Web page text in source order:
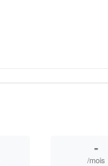
-
/mois